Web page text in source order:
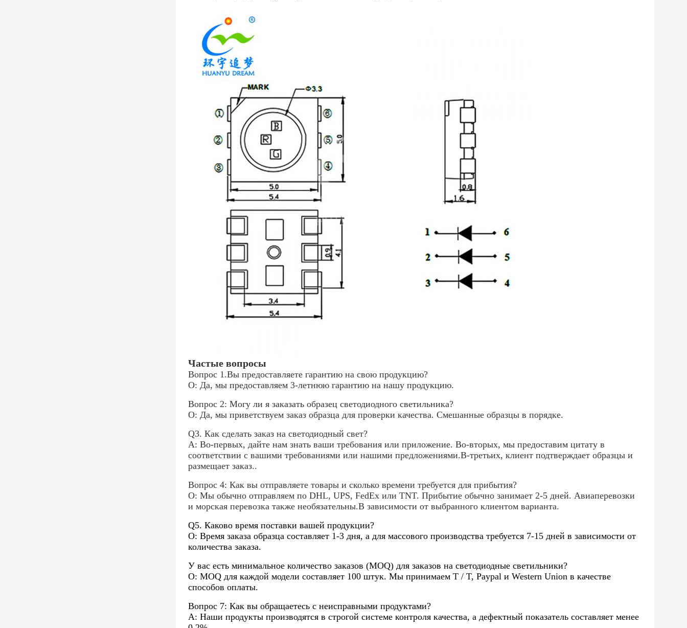
Частые вопросы
Вопрос 1.Вы предоставляете гарантию на свою продукцию?
О: Да, мы предоставляем 3-летнюю гарантию на нашу продукцию.
Вопрос 2: Могу ли я заказать образец светодиодного светильника?
О: Да, мы приветствуем заказ образца для проверки качества. Смешанные образцы в порядке.
Q3. Как сделать заказ на светодиодный свет?
A: Во-первых, дайте нам знать ваши требования или приложение. Во-вторых, мы предоставим цитату в
соответствии с вашими требованиями или нашими предложениями.В-третьих, клиент подтверждает образцы и
размещает заказ..
Вопрос 4: Как вы отправляете товары и сколько времени требуется для прибытия?
О: Мы обычно отправляем по DHL, UPS, FedEx или TNT. Прибытие обычно занимает 2-5 дней. Авиаперевозки
и морская перевозка также необязательны.В зависимости от выбранного клиентом варианта.
Q5. Каково время поставки вашей продукции?
О: Время заказа образца составляет 1-3 дня, а для массового производства требуется 7-15 дней в зависимости от
количества заказа.
У вас есть минимальное количество заказов (MOQ) для заказов на светодиодные светильники?
О: MOQ для каждой модели составляет 100 штук. Мы принимаем T / T, Paypal и Western Union в качестве
способов оплаты.
Вопрос 7: Как вы обращаетесь с неисправными продуктами?
A: Наши продукты производятся в строгой системе контроля качества, а дефектный показатель составляет менее